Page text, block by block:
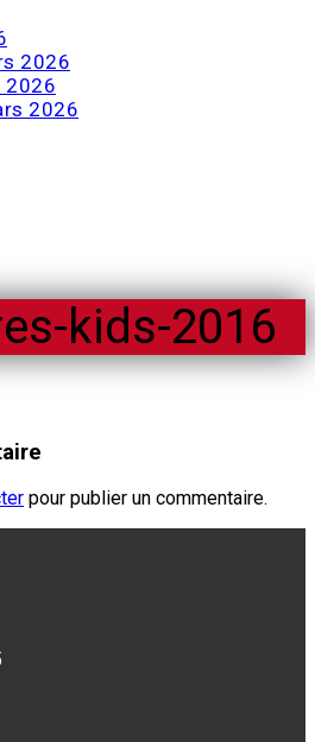
2026
2026
2026
kids-2016
pour publier un commentaire.